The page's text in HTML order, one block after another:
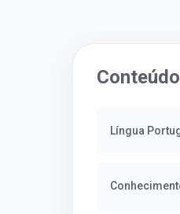
Língua